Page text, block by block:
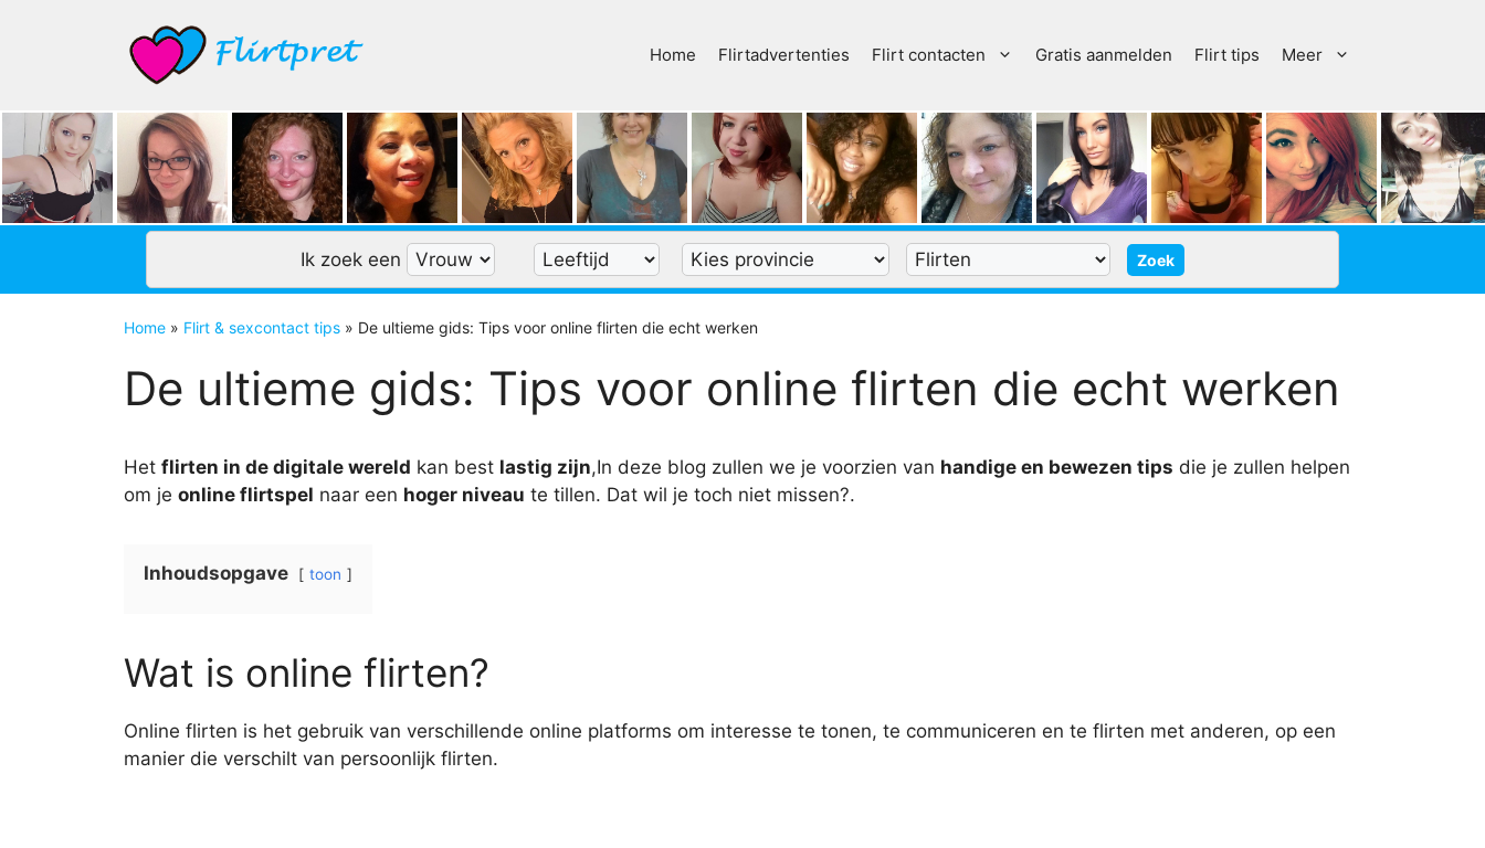
Home Flirtadvertenties Flirt contacten Gratis aanmelden Flirt tips Meer
Ik zoek een
Home » Flirt & sexcontact tips » De ultieme gids: Tips voor online flirten die echt werken
De ultieme gids: Tips voor online flirten die echt werken
Het flirten in de digitale wereld kan best lastig zijn,In deze blog zullen we je voorzien van handige en bewezen tips die je zullen helpen
om je online flirtspel naar een hoger niveau te tillen. Dat wil je toch niet missen?.
Inhoudsopgave toon
Wat is online flirten?
Online flirten is het gebruik van verschillende online platforms om interesse te tonen, te communiceren en te flirten met anderen, op een
manier die verschilt van persoonlijk flirten.